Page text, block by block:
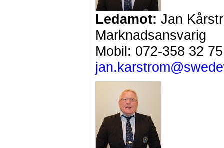
Ledamot: Jan
Marknadsansvarig
Mobil: 072-358 32 75